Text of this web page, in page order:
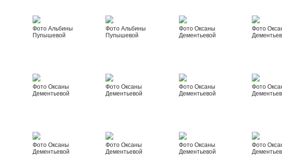
Фото Альбины
Пупышевой
Фото Альбины
Пупышевой
Фото Оксаны
Дементьевой
Фото
Фото Оксаны
Дементьевой
Фото Оксаны
Дементьевой
Фото Оксаны
Дементьевой
Фото
Фото Оксаны
Дементьевой
Фото Оксаны
Дементьевой
Фото Оксаны
Дементьевой
Фото